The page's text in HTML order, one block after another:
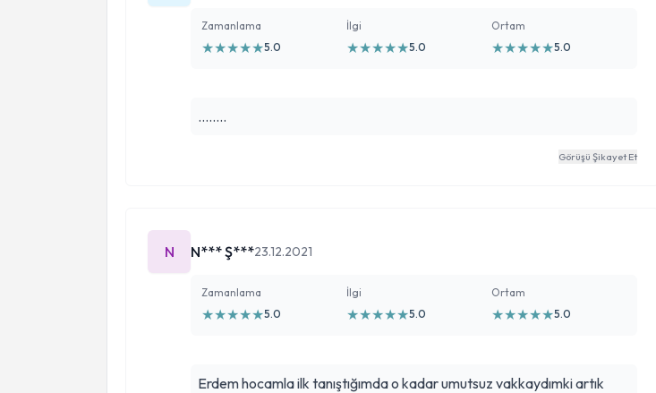
Zamanlama
★★★★★5.0
İlgi
★★★★★5.0
Ortam
★★★★★5.0
........
Görüşü Şikayet Et
N N*** Ş***23.12.2021
Zamanlama
★★★★★5.0
İlgi
★★★★★5.0
Ortam
★★★★★5.0
Erdem hocamla ilk tanıştığımda o kadar umutsuz vakkaydımki artık